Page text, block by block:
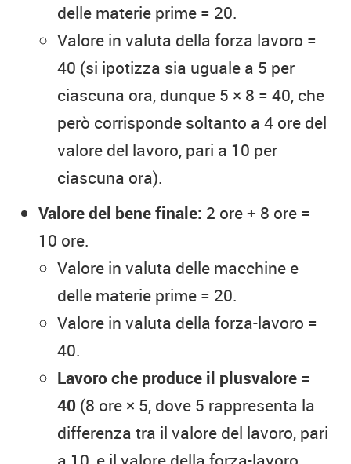
delle materie prime = 20.
Valore in valuta della forza lavoro =
40 (si ipotizza sia uguale a 5 per
ciascuna ora, dunque 5 × 8 = 40, che
però corrisponde soltanto a 4 ore del
valore del lavoro, pari a 10 per
ciascuna ora).
Valore del bene finale: 2 ore + 8 ore =
10 ore.
Valore in valuta delle macchine e
delle materie prime = 20.
Valore in valuta della forza-lavoro =
40.
Lavoro che produce il plusvalore =
40 (8 ore × 5, dove 5 rappresenta la
differenza tra il valore del lavoro, pari